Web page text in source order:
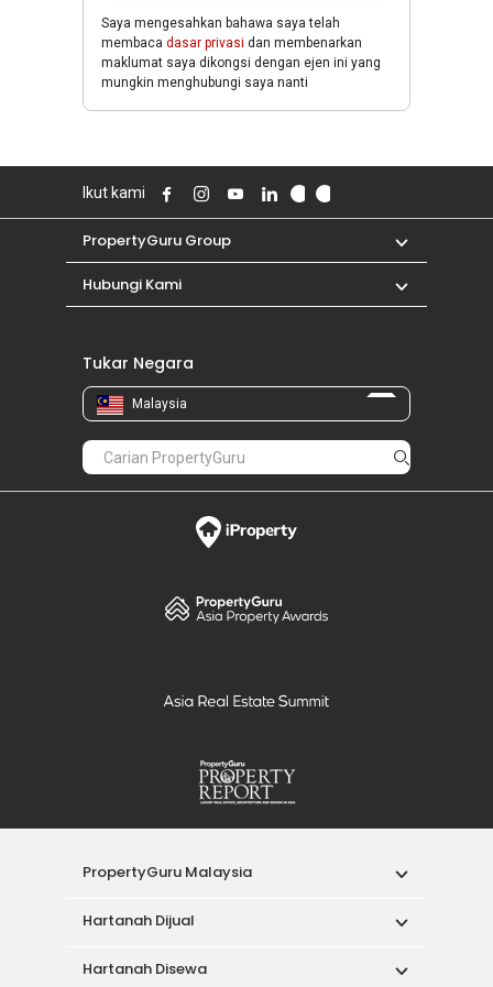
Saya mengesahkan bahawa saya telah
membaca dasar privasi dan membenarkan
maklumat saya dikongsi dengan ejen ini yang
mungkin menghubungi saya nanti
Ikut kami
PropertyGuru Group
Hubungi Kami
Tukar Negara
Malaysia
PropertyGuru Malaysia
Hartanah Dijual
Hartanah Disewa